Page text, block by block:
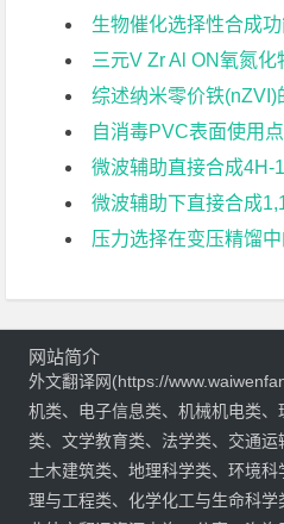
生物催化选择性合成功能化
三元V Zr Al ON氧氮化物-3-甲基吡
综述纳米零价铁(nZVI)的合成，特
自消毒PVC表面使用
微波辅助直接合成4H-1,2,4-苯并
微波辅助下直接合成1,1-二氧代-4H-
压力选择在变压精馏
网站简介
外文翻译网(https://
机类、电子信息类、机械机电类
类、文学教育类、法学类、交通运
土木建筑类、地理科学类、环境
理与工程类、化学化工与生命科